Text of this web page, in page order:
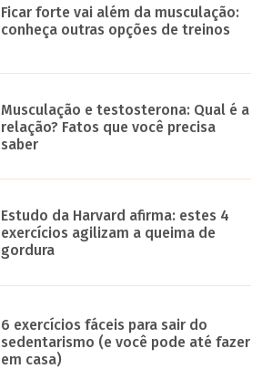
Ficar forte vai além da musculação:
conheça outras opções de treinos
Musculação e testosterona: Qual é a
relação? Fatos que você precisa
saber
Estudo da Harvard afirma: estes 4
exercícios agilizam a queima de
gordura
6 exercícios fáceis para sair do
sedentarismo (e você pode até fazer
em casa)